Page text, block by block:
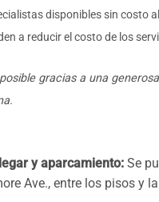
disponibles sin costo
a reducir el costo de los
gracias a una
y aparcamiento: Se
Ave., entre los pisos y